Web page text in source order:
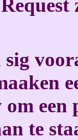
sig
om
te